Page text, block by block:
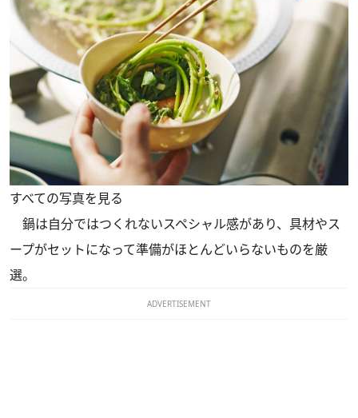
すべての写真を見る
鍋は自分ではつくれないスペシャル感があり、具材やス
ープがセットになって準備がほとんどいらないものを厳
選。
ADVERTISEMENT